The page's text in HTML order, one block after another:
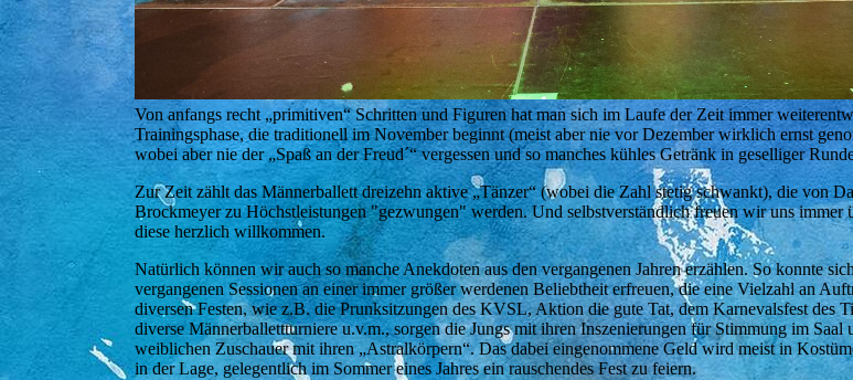
Von anfangs recht „primitiven“ Schritten und Figuren hat man sich im Laufe der Zeit immer
Trainingsphase, die traditionell im November beginnt (meist aber nie vor Dezember wirklich ernst
wobei aber nie der „Spaß an der Freud´“ vergessen und so manches kühles Getränk in geselliger
Zur Zeit zählt das Männerballett dreizehn aktive „Tänzer“ (wobei die Zahl stetig schwankt), die von
Brockmeyer zu Höchstleistungen "gezwungen" werden. Und selbstverständlich freuen wir uns immer
diese herzlich willkommen.
Natürlich können wir auch so manche Anekdoten aus den vergangenen Jahren erzählen. So konnte
vergangenen Sessionen an einer immer größer werdenen Beliebtheit erfreuen, die eine Vielzahl an
diversen Festen, wie z.B. die Prunksitzungen des KVSL, Aktion die gute Tat, dem Karnevalsfest des
diverse Männerballettturniere u.v.m., sorgen die Jungs mit ihren Inszenierungen für Stimmung im Saal
weiblichen Zuschauer mit ihren „Astralkörpern“. Das dabei eingenommene Geld wird meist in
in der Lage, gelegentlich im Sommer eines Jahres ein rauschendes Fest zu feiern.